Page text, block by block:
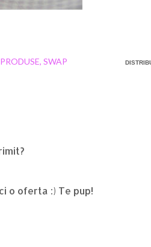
SWAP
o oferta :) Te pup!